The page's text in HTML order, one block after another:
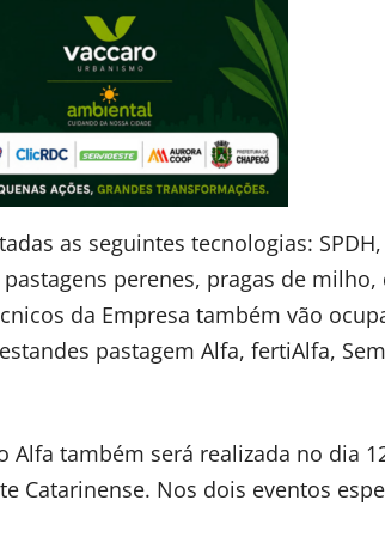
as seguintes tecnologias:
perenes, pragas de
da Empresa também vão
pastagem Alfa, fertiAlfa,
também será realizada no dia
Catarinense. Nos dois eventos